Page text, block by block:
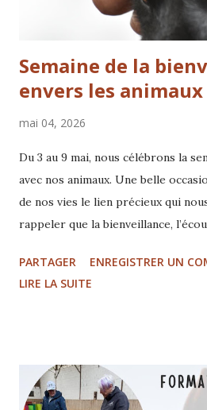
Semaine de la
envers les animaux
mai 04, 2026
Du 3 au 9 mai, nous célébrons la
avec nos animaux. Une belle
de nos vies le lien précieux qui
rappeler que la bienveillance,
c’est une évidence. C’est même la
faisons. Mais dans la réalité,
être “doux”. C’est apprendre à
l’aider dans son corps, à lui offrir
PARTAGER
ENREGISTRER UN
LIRE LA SUITE